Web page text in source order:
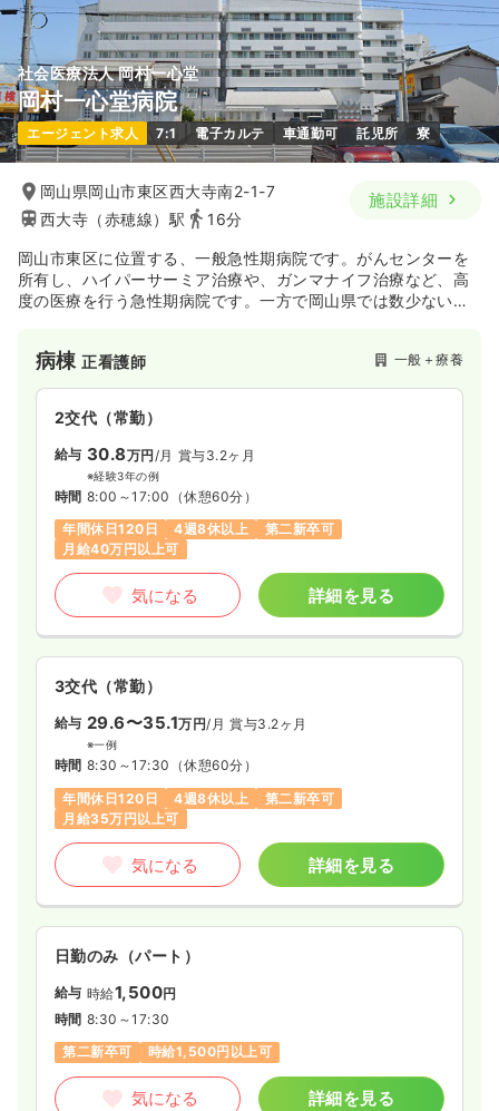
気になる 詳細を見る
2交代（常勤） 一時募集休止
給与 33.7万円 /月 賞与2ヶ月
※経験9年の例
時間 8:45～17:15
第二新卒可
月給33万円以上可
気になる 詳細を見る
日勤のみ（パート）
給与 時給1,400〜1,500円
時間 8:45～17:15
第二新卒可
時給1,500円以上可
気になる
オペ室(手術室)正看護師
給与 28.5
※経験7年の例
日祝休み
第二新卒可
月給40万円以上可
気になる 詳細を見る
給与 1,500
時間 8:30～17:00 （休憩60分）
日祝休み
オンコールあり
第二新卒可
時給1,500円以上可
気になる
社会医療法人 岡村一心堂
岡村一心堂病院
エージェント求人 7:1 電子カルテ 車通勤可 託児所 寮
岡山県岡山市東区西大寺南2-1-7
西大寺（赤穂線）駅
16分
施設詳細
岡山市東区に位置する、一般急性期病院です。がんセンターを
所有し、ハイパーサーミア治療や、ガンマナイフ治療など、高
度の医療を行う急性期病院です。一方で岡山県では数少ない緩
病棟正看護師 一般＋療養
2交代（常勤）
給与 30.8万円 /月 賞与3.2ヶ月
※経験3年の例
時間 8:00～17:00 （休憩60分）
年間休日120日
4週8休以上
第二新卒可
月給40万円以上可
気になる 詳細を見る
3交代（常勤）
給与 29.6〜35.1万円/月 賞与3.2ヶ月
※一例
時間 8:30～17:30 （休憩60分）
年間休日120日
4週8休以上
第二新卒可
月給35万円以上可
気になる 詳細を見る
日勤のみ（パート）
給与 時給1,500円
時間 8:30～17:30
第二新卒可
時給1,500円以上可
気になる 詳細を見る